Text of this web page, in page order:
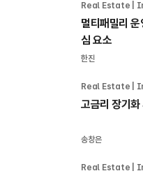
Real Estate |
멀티패밀리
심 요소
한진
Real Estate |
고금리 장기
송창은